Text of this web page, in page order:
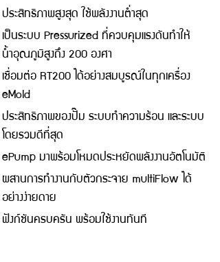
ประสิทธิภาพสูงสุด ใช้พลังงานต่ำสุด
เป็นระบบ Pressurized ที่ควบคุมแรงดันทำให้
น้ำอุณภูมิสูงถึง 200 องศา
เชื่อมต่อ RT200 ได้อย่างสมบูรณ์ในทุกเครื่อง
eMold
ประสิทธิภาพของปั๊ม ระบบทำความร้อน และระบบ
โดยรวมดีที่สุด
ePump มาพร้อมโหมดประหยัดพลังงานอัตโนมัติ
ผสานการทำงานกับตัวกระจาย multiFlow ได้
อย่างง่ายดาย
ฟังก์ชันครบครัน พร้อมใช้งานทันที